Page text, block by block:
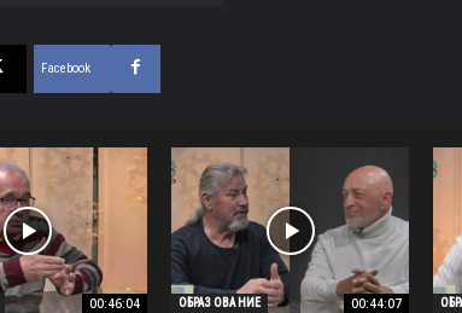
Facebook
ОБРАЗ ОВА НИЕ 00:44:07
00:46:04